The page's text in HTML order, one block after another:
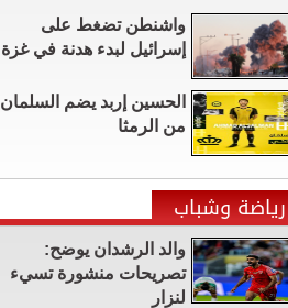
واشنطن تضغط على
إسرائيل لبدء هدنة في غزة
الحسين إربد يضم السلمان
من الرمثا
رياضة وشباب
والد الرشدان يوضح:
تصريحات منشورة تسيء
لنزار